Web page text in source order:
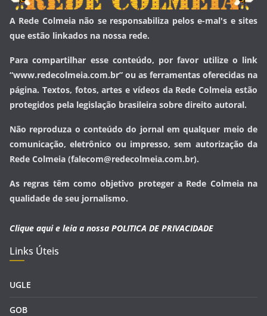
A Rede Colmeia não se responsabiliza pelos e-mal's e sites
que estão linkados na nossa rede.
Para compartilhar esse conteúdo, por favor utilize o link
“www.redecolmeia.com.br” ou as ferramentas oferecidas na
página. Textos, fotos, artes e vídeos da Rede Colmeia estão
protegidos pela legislação brasileira sobre direito autoral.
Não reproduza o conteúdo do jornal em qualquer meio de
comunicação, eletrônico ou impresso, sem autorização da
Rede Colmeia (falecom@redecolmeia.com.br).
As regras têm como objetivo proteger a Rede Colmeia na
qualidade de seu jornalismo.
Clique aqui e leia a nossa POLITICA DE PRIVACIDADE
Links Úteis
UGLE
GOB